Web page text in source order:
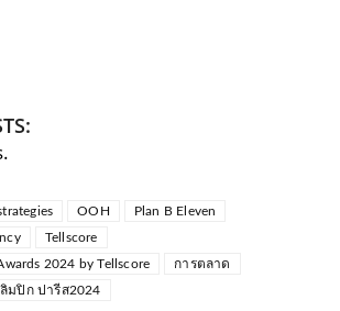
OOH
Plan B Eleven
Tellscore
2024 by Tellscore
การตลาด
มปิก ปารีส2024